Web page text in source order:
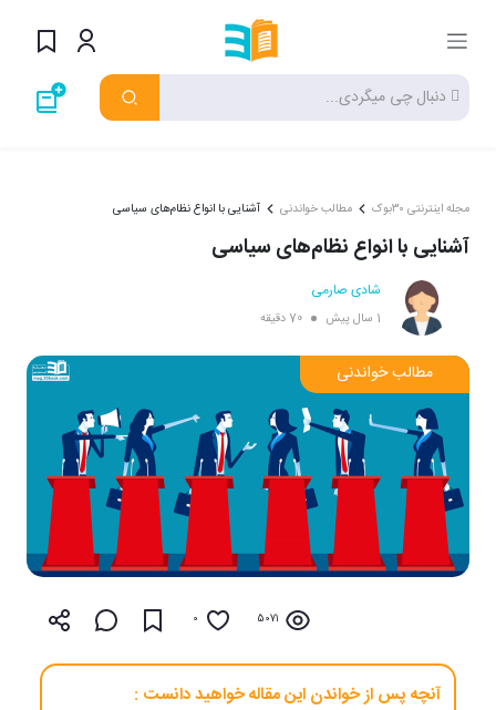
مجله اینترنتی ۳۰بوک مطالب خواندنی آشنایی با انواع نظام‌های سیاسی
آشنایی با انواع نظام‌های سیاسی
شادی صارمی
1 سال پیش 70 دقیقه
مطالب خواندنی
5071
0
آنچه پس از خواندن این مقاله خواهید دانست :